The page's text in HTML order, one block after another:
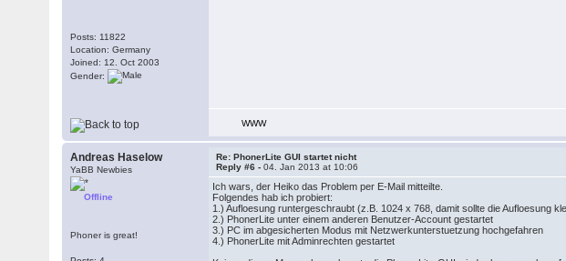
Posts: 11822
Location: Germany
Joined: 12. Oct 2003
Gender:
WWW
Andreas Haselow
YaBB Newbies
Offline
Phoner is great!
Re: PhonerLite GUI startet nicht
Reply #6 -04. Jan 2013 at 10:06
Ich wars, der Heiko das Problem per E-Mail mitteilte.
Folgendes hab ich probiert:
1.) Aufloesung runtergeschraubt (z.B. 1024 x 768, damit sollte die Aufloesung
2.) PhonerLite unter einem anderen Benutzer-Account gestartet
3.) PC im abgesicherten Modus mit Netzwerkunterstuetzung hochgefahren
4.) PhonerLite mit Adminrechten gestartet